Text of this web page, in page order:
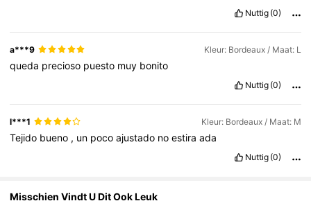
4.77
Nuttig (0)
a***9 Kleur: Bordeaux / Maat: L
queda precioso puesto muy bonito
Nuttig (0)
l***1 Kleur: Bordeaux / Maat: M
Tejido bueno , un pocoajustado noestiraada
Nuttig (0)
Misschien Vindt U Dit Ook Leuk